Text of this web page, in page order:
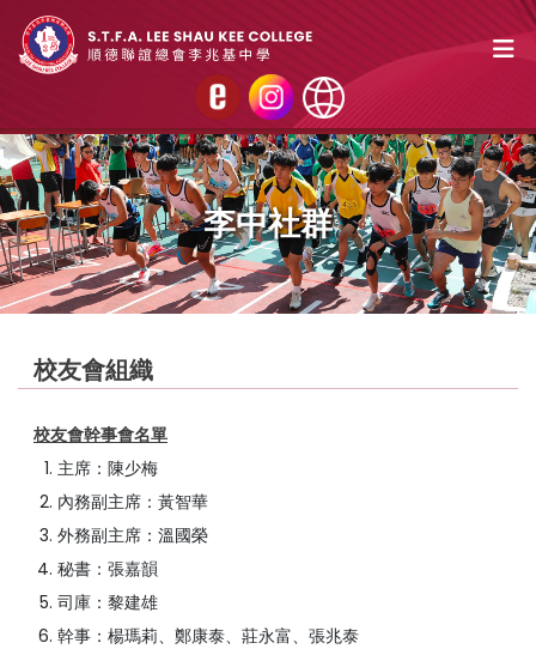
李中社群
校友會組織
校友會幹事會名單
主席：陳少梅
內務副主席：黃智華
外務副主席：溫國榮
秘書：張嘉韻
司庫：黎建雄
幹事：楊瑪莉、鄭康泰、莊永富、張兆泰